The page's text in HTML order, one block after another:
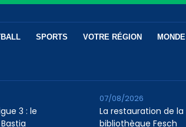
SPORTS VOTRE RÉGION MONDE
3 : le
La restauration de la
bibliothèque Fesch
07/08/2026